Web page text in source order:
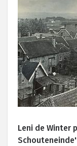
Leni de Winter
Schouteneinde'